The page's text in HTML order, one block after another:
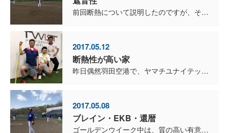
前回断熱について説明したのですが、それに対して遮熱ってなんだと思いますか？ 遮熱とは、日射を吸収しないように反射することや、日射を吸収した結果、温度の高くなった面から出る長波長放射（人が熱を感じる放...
2017.05.12
断熱性が高い家
昨日偶然羽田空港で、ヤマチユナイテッドグループの山地社長にお会いしました。 スポーツに関するブログが多いねと言われたので、定期的に建築の話もしていこうと思います。（笑） みなさんは、ブ...
2017.05.08
ブレイン・EKB・還暦
ゴールデンウイーク中は、質の高い有意義なトレーニングが出来ました。 今シーズンはブレインメンバーが27名に増えたので、大会に合わせてメンバーをセレクトする予定です。 ブレイ...